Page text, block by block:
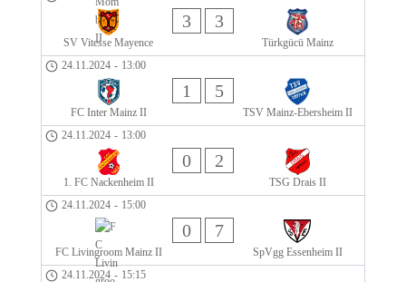
SV Vitesse Mayence
3 3
Türkgücü Mainz
24.11.2024 - 13:00
FC Inter Mainz II
1 5
TSV Mainz-Ebersheim II
24.11.2024 - 13:00
1. FC Nackenheim II
0 2
TSG Drais II
24.11.2024 - 15:00
FC Livingroom Mainz II
0 7
SpVgg Essenheim II
24.11.2024 - 15:15